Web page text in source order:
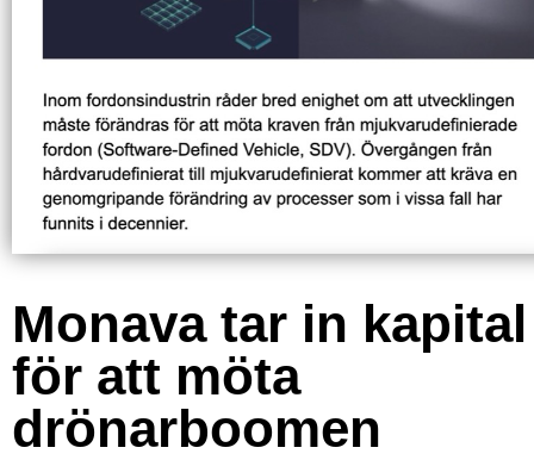
Monava tar in kapital
för att möta
drönarboomen